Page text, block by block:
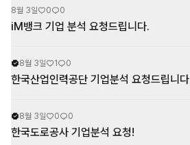
8월 3일 0 0
iM뱅크 기업 분석 요청드립니다.
8월 3일 1 0
한국산업인력공단 기업분석 요청드립니다
8월 3일 0 0
한국도로공사 기업분석 요청!